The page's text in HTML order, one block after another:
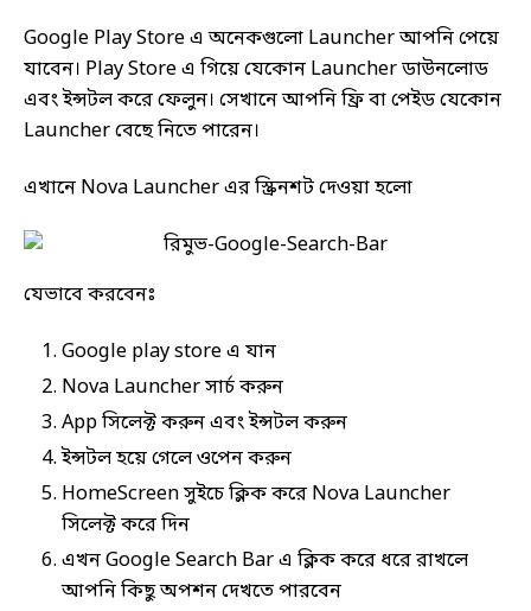
Google Play Store এ অনেকগুলো Launcher আপনি পেয়ে
যাবেন। Play Store এ গিয়ে যেকোন Launcher ডাউনলোড
এবং ইন্সটল করে ফেলুন। সেখানে আপনি ফ্রি বা পেইড যেকোন
Launcher বেছে নিতে পারেন।
এখানে Nova Launcher এর স্ক্রিনশট দেওয়া হলো
যেভাবে করবেনঃ
Google play store এ যান
Nova Launcher সার্চ করুন
App সিলেক্ট করুন এবং ইন্সটল করুন
ইন্সটল হয়ে গেলে ওপেন করুন
HomeScreen সুইচে ক্লিক করে Nova Launcher
সিলেক্ট করে দিন
এখন Google Search Bar এ ক্লিক করে ধরে রাখলে
আপনি কিছু অপশন দেখতে পারবেন